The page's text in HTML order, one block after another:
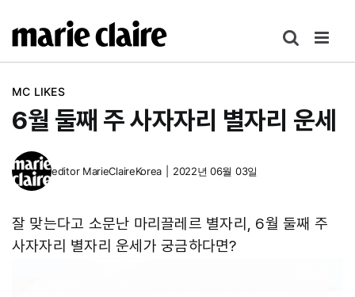
텐
MC LIKES
6월 둘째 주 사자자리 별자리 운세
editor MarieClaireKorea 2022년 06월 03일
잘 맞는다고 소문난 마리끌레르 별자리, 6월 둘째 주
사자자리 별자리 운세가 궁금하다면?